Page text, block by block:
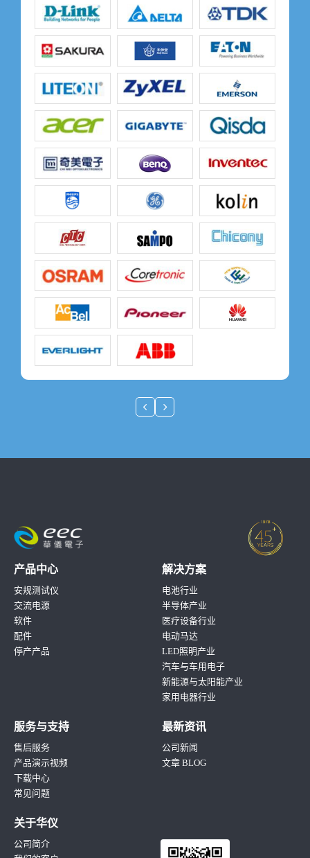
产品中心
安规测试仪
交流电源
软件
配件
停产产品
解决方案
电池行业
半导体产业
医疗设备行业
电动马达
LED照明产业
汽车与车用电子
新能源与太阳能产业
家用电器行业
服务与支持
售后服务
产品演示视频
下载中心
常见问题
最新资讯
公司新闻
文章 BLOG
关于华仪
公司简介